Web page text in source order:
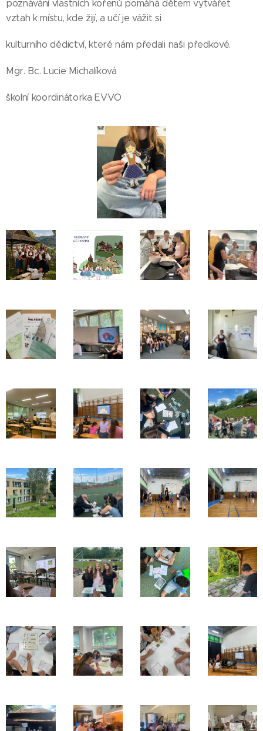
poznávání vlastních kořenů pomáhá dětem vytvářet
vztah k místu, kde žijí, a učí je vážit si
kulturního dědictví, které nám předali naši předkové.
Mgr. Bc. Lucie Michalíková
školní koordinátorka EVVO